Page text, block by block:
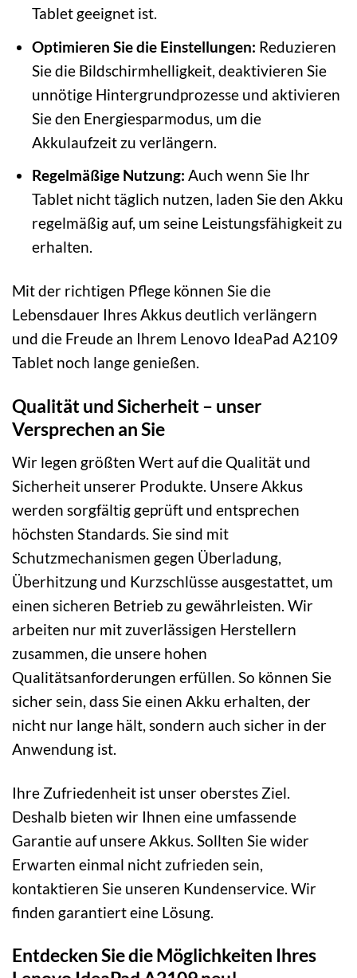
Tablet geeignet ist.
Optimieren Sie die Einstellungen: Reduzieren
Sie die Bildschirmhelligkeit, deaktivieren Sie
unnötige Hintergrundprozesse und aktivieren
Sie den Energiesparmodus, um die
Akkulaufzeit zu verlängern.
Regelmäßige Nutzung: Auch wenn Sie Ihr
Tablet nicht täglich nutzen, laden Sie den Akku
regelmäßig auf, um seine Leistungsfähigkeit zu
erhalten.
Mit der richtigen Pflege können Sie die
Lebensdauer Ihres Akkus deutlich verlängern
und die Freude an Ihrem Lenovo IdeaPad A2109
Tablet noch lange genießen.
Qualität und Sicherheit – unser
Versprechen an Sie
Wir legen größten Wert auf die Qualität und
Sicherheit unserer Produkte. Unsere Akkus
werden sorgfältig geprüft und entsprechen
höchsten Standards. Sie sind mit
Schutzmechanismen gegen Überladung,
Überhitzung und Kurzschlüsse ausgestattet, um
einen sicheren Betrieb zu gewährleisten. Wir
arbeiten nur mit zuverlässigen Herstellern
zusammen, die unsere hohen
Qualitätsanforderungen erfüllen. So können Sie
sicher sein, dass Sie einen Akku erhalten, der
nicht nur lange hält, sondern auch sicher in der
Anwendung ist.
Ihre Zufriedenheit ist unser oberstes Ziel.
Deshalb bieten wir Ihnen eine umfassende
Garantie auf unsere Akkus. Sollten Sie wider
Erwarten einmal nicht zufrieden sein,
kontaktieren Sie unseren Kundenservice. Wir
finden garantiert eine Lösung.
Entdecken Sie die Möglichkeiten Ihres